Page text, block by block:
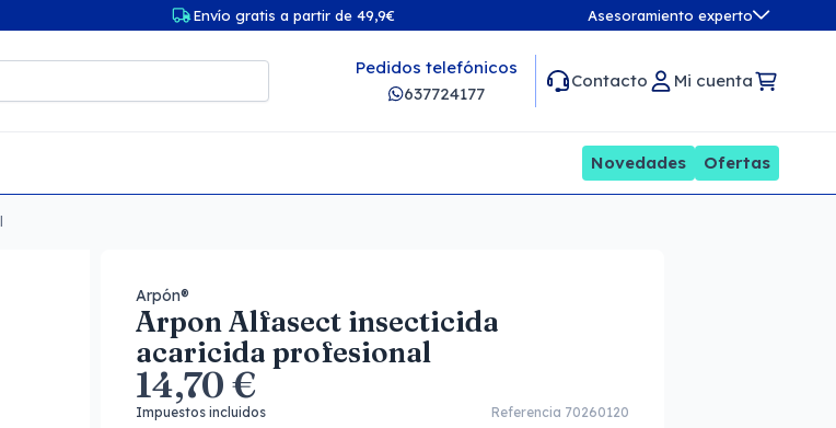
Envío gratis a partir de 49,9€ Asesoramiento experto
Pedidos telefónicos
637724177
Contacto Mi cuenta
Novedades Ofertas
Arpón®
Arpon Alfasect insecticida
acaricida profesional
14,70 €
Impuestos incluidos Referencia 70260120